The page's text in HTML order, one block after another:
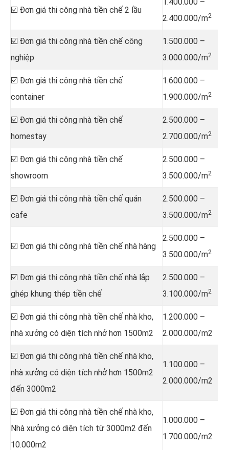
☑️ Đơn giá thi công nhà tiền chế 2 lầu
2.400.000/m2
☑️ Đơn giá thi công nhà tiền chế công
nghiệp
1.500.000 –
3.000.000/m2
☑️ Đơn giá thi công nhà tiền chế
container
1.600.000 –
1.900.000/m2
☑️ Đơn giá thi công nhà tiền chế
homestay
2.500.000 –
2.700.000/m2
☑️ Đơn giá thi công nhà tiền chế
showroom
2.500.000 –
3.500.000/m2
☑️ Đơn giá thi công nhà tiền chế quán
cafe
2.500.000 –
3.500.000/m2
☑️ Đơn giá thi công nhà tiền chế nhà hàng
2.500.000 –
3.500.000/m2
☑️ Đơn giá thi công nhà tiền chế nhà lắp
ghép khung thép tiền chế
2.500.000 –
3.100.000/m2
☑️ Đơn giá thi công nhà tiền chế nhà kho,
nhà xưởng có diện tích nhở hơn 1500m2
1.200.000 –
2.000.000/m2
☑️ Đơn giá thi công nhà tiền chế nhà kho,
nhà xưởng có diện tích nhở hơn 1500m2
đến 3000m2
1.100.000 –
2.000.000/m2
☑️ Đơn giá thi công nhà tiền chế nhà kho,
Nhà xưởng có diện tích từ 3000m2 đến
10.000m2
1.000.000 –
1.700.000/m2